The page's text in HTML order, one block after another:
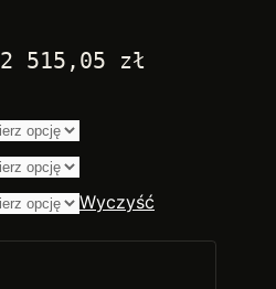
2 515,05 zł
14.200,00
Wyczyść